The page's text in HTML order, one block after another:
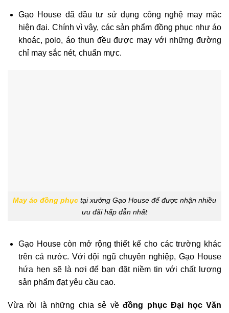
Gạo House đã đầu tư sử dụng công nghệ may mặc
hiện đại. Chính vì vậy, các sản phẩm đồng phục như áo
khoác, polo, áo thun đều được may với những đường
chỉ may sắc nét, chuẩn mực.
May áo đồng phục tại xưởng Gạo House để được nhận nhiều
ưu đãi hấp dẫn nhất
Gạo House còn mở rộng thiết kế cho các trường khác
trên cả nước. Với đội ngũ chuyên nghiệp, Gạo House
hứa hẹn sẽ là nơi để bạn đặt niềm tin với chất lượng
sản phẩm đạt yêu cầu cao.
Vừa rồi là những chia sẻ vềđồng phục Đại học Văn